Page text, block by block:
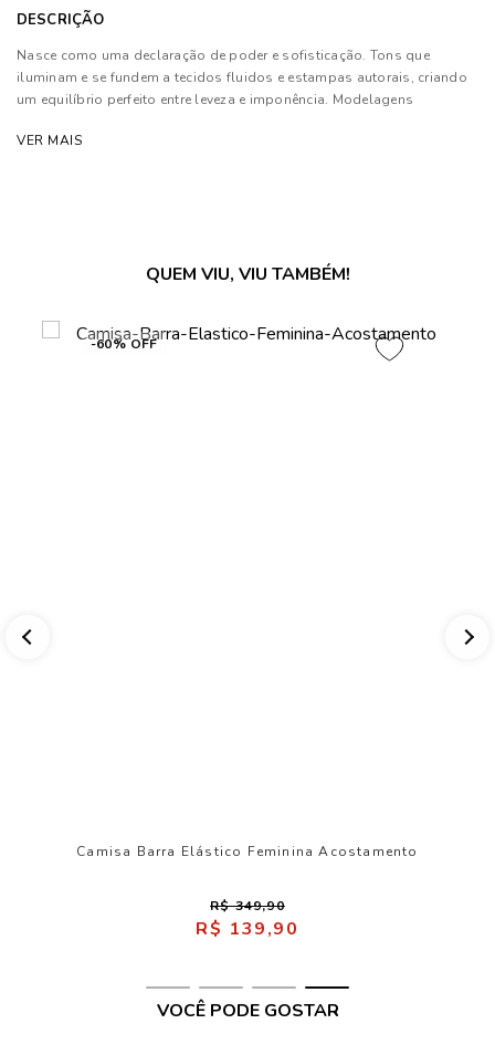
DESCRIÇÃO
Nasce como uma declaração de poder e sofisticação. Tons que
iluminam e se fundem a tecidos fluidos e estampas autorais, criando
um equilíbrio perfeito entre leveza e imponência. Modelagens
sua personalidade¿marcante e independente.
VER MAIS
QUEM VIU, VIU TAMBÉM!
-60% OFF
Camisa Barra Elástico Feminina Acostamento
R$ 349,90
R$ 139,90
VOCÊ PODE GOSTAR